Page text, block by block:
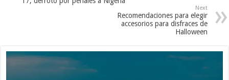
Next
Recomendaciones para elegir
accesorios para disfraces de
Halloween